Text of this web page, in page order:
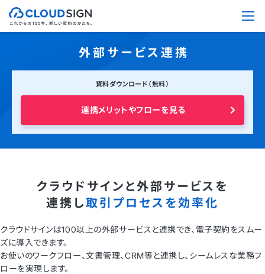
外部サービス連携
資料ダウンロード（無料）
連携メリットやフローを見る
クラウドサインと外部サービスを
連携し取引プロセスを効率化
クラウドサインは100以上の外部サービスと連携でき、電子契約をスムー
ズに導入できます。
お使いのワークフロー、文書管理、CRM等と連携し、シームレスな業務フ
ローを実現します。